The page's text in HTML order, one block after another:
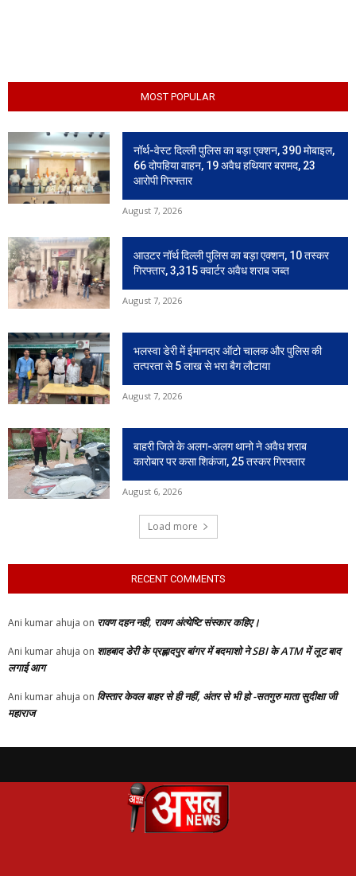
MOST POPULAR
नॉर्थ-वेस्ट दिल्ली पुलिस का बड़ा एक्शन, 390 मोबाइल,
66 दोपहिया वाहन, 19 अवैध हथियार बरामद, 23
आरोपी गिरफ्तार
August 7, 2026
आउटर नॉर्थ दिल्ली पुलिस का बड़ा एक्शन, 10 तस्कर
गिरफ्तार, 3,315 क्वार्टर अवैध शराब जब्त
August 7, 2026
भलस्वा डेरी में ईमानदार ऑटो चालक और पुलिस की
तत्परता से 5 लाख से भरा बैग लौटाया
August 7, 2026
बाहरी जिले के अलग-अलग थानो ने अवैध शराब
कारोबार पर कसा शिकंजा, 25 तस्कर गिरफ्तार
August 6, 2026
Load more
RECENT COMMENTS
Ani kumar ahuja on रावण दहन नही, रावण अंत्येष्टि संस्कार कहिए।
Ani kumar ahuja on शाहबाद डेरी के प्रह्लादपुर बांगर में बदमाशो ने SBI के ATM में लूट बाद
लगाई आग
Ani kumar ahuja on विस्तार केवल बाहर से ही नहीं, अंतर से भी हो -सतगुरु माता सुदीक्षा जी
महाराज